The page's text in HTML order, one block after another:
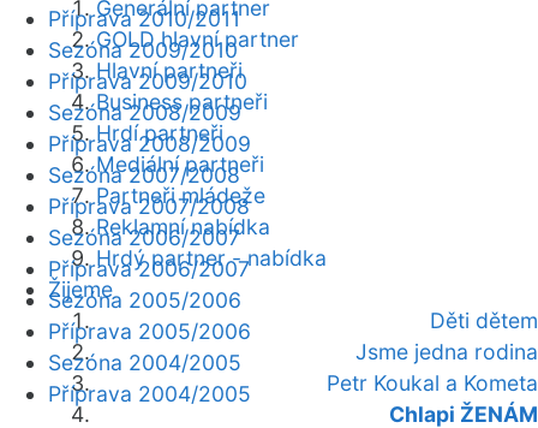
Generální partner
GOLD hlavní partner
Hlavní partneři
Business partneři
Hrdí partneři
Mediální partneři
Partneři mládeže
Reklamní nabídka
Hrdý partner - nabídka
Žijeme
Děti dětem
Jsme jedna rodina
Petr Koukal a Kometa
Chlapi ŽENÁM
Příprava 2010/2011
Sezóna 2009/2010
Příprava 2009/2010
Sezóna 2008/2009
Příprava 2008/2009
Sezóna 2007/2008
Příprava 2007/2008
Sezóna 2006/2007
Příprava 2006/2007
Sezóna 2005/2006
Příprava 2005/2006
Sezóna 2004/2005
Příprava 2004/2005